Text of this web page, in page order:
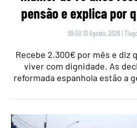
pensão e explica por
09:50 10 Agosto, 2026 |
Recebe 2.300€ por mês e diz
viver com dignidade. As
reformada espanhola estão a